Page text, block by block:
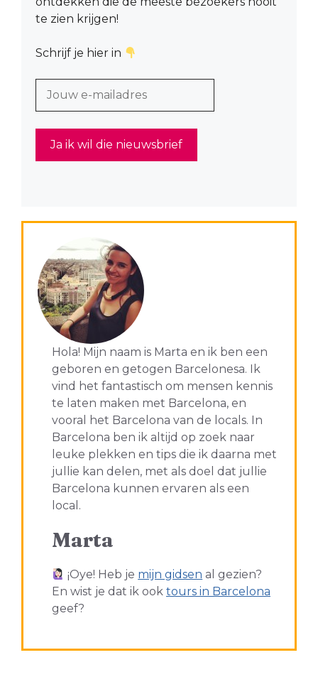
te zien krijgen!
Schrijf je hier in
Hola! Mijn naam is Marta en ik ben een
geboren en getogen Barcelonesa. Ik
vind het fantastisch om mensen kennis
te laten maken met Barcelona, en
vooral het Barcelona van de locals. In
Barcelona ben ik altijd op zoek naar
leuke plekken en tips die ik daarna met
jullie kan delen, met als doel dat jullie
Barcelona kunnen ervaren als een
local.
Marta
¡Oye! Heb je mijn gidsen al gezien?
En wist je dat ik ook tours in Barcelona
geef?